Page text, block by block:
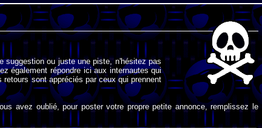
suggestion ou juste une piste, n'hésitez pas
également répondre ici aux internautes qui
sont appréciés par ceux qui prennent
avez oublié, pour poster votre propre petite annonce, remplissez le